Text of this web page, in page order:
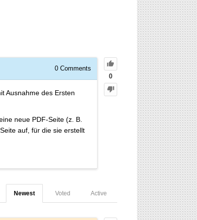
0
0 Comments
Ausnahme des Ersten
neue PDF-Seite (z. B.
auf, für die sie erstellt
Active
Voted
Newest